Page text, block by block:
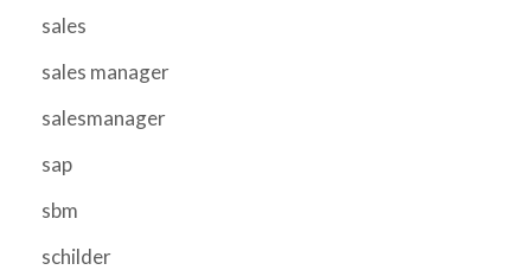
sales
sales manager
salesmanager
sap
sbm
schilder